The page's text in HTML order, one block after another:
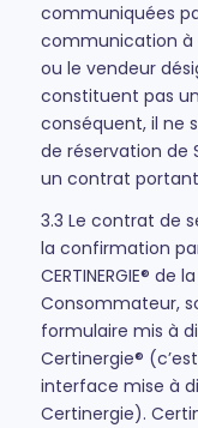
communiquées
communication à
ou le vendeur
constituent pas
conséquent, il ne
de réservation de
un contrat
3.3 Le contrat de
la confirmation
CERTINERGIE®
Consommateur,
formulaire mis à
Certinergie®
interface mise à
Certinergie).